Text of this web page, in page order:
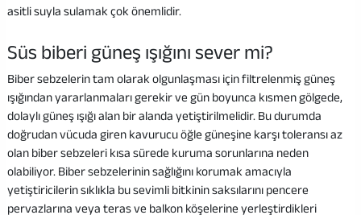
asitli suyla sulamak çok önemlidir.
Süs biberi güneş ışığını sever mi?
Biber sebzelerin tam olarak olgunlaşması için filtrelenmiş güneş
ışığından yararlanmaları gerekir ve gün boyunca kısmen gölgede,
dolaylı güneş ışığı alan bir alanda yetiştirilmelidir. Bu durumda
doğrudan vücuda giren kavurucu öğle güneşine karşı toleransı az
olan biber sebzeleri kısa sürede kuruma sorunlarına neden
olabiliyor. Biber sebzelerinin sağlığını korumak amacıyla
yetiştiricilerin sıklıkla bu sevimli bitkinin saksılarını pencere
pervazlarına veya teras ve balkon köşelerine yerleştirdikleri